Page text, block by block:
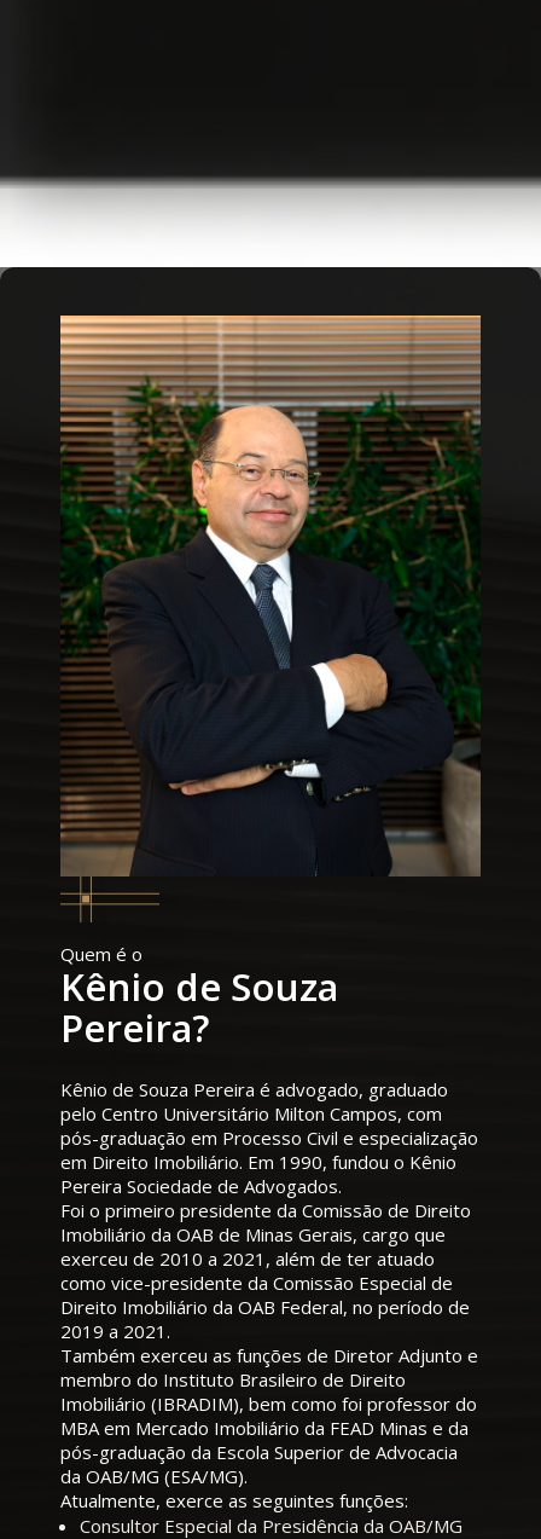
Quem é o
Kênio de Souza
Pereira?
Kênio de Souza Pereira é advogado, graduado
pelo Centro Universitário Milton Campos, com
pós-graduação em Processo Civil e especialização
em Direito Imobiliário. Em 1990, fundou o Kênio
Pereira Sociedade de Advogados.
Foi o primeiro presidente da Comissão de Direito
Imobiliário da OAB de Minas Gerais, cargo que
exerceu de 2010 a 2021, além de ter atuado
como vice-presidente da Comissão Especial de
Direito Imobiliário da OAB Federal, no período de
2019 a 2021.
Também exerceu as funções de Diretor Adjunto e
membro do Instituto Brasileiro de Direito
Imobiliário (IBRADIM), bem como foi professor do
MBA em Mercado Imobiliário da FEAD Minas e da
pós-graduação da Escola Superior de Advocacia
da OAB/MG (ESA/MG).
Atualmente, exerce as seguintes funções:
Consultor Especial da Presidência da OAB/MG